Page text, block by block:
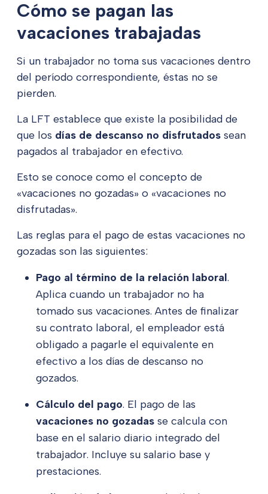
Cómo se pagan las
vacaciones trabajadas
Si un trabajador no toma sus vacaciones dentro
del período correspondiente, éstas no se
pierden.
La LFT establece que existe la posibilidad de
que los días de descanso no disfrutados sean
pagados al trabajador en efectivo.
Esto se conoce como el concepto de
«vacaciones no gozadas» o «vacaciones no
disfrutadas».
Las reglas para el pago de estas vacaciones no
gozadas son las siguientes:
Pago al término de la relación laboral.
Aplica cuando un trabajador no ha
tomado sus vacaciones. Antes de finalizar
su contrato laboral, el empleador está
obligado a pagarle el equivalente en
efectivo a los días de descanso no
gozados.
Cálculo del pago. El pago de las
vacaciones no gozadas se calcula con
base en el salario diario integrado del
trabajador. Incluye su salario base y
prestaciones.